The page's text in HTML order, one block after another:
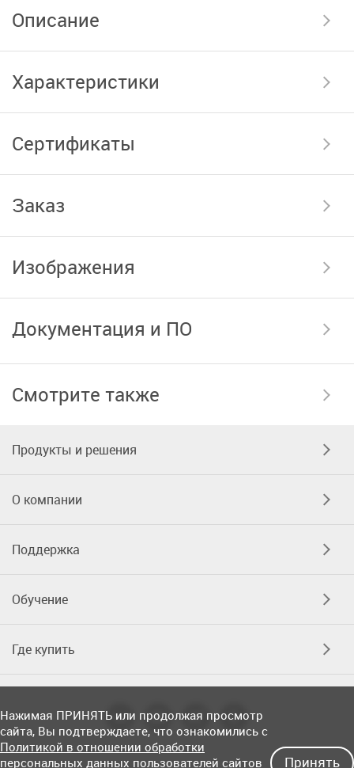
Описание
Характеристики
Сертификаты
Заказ
Изображения
Документация и ПО
Смотрите также
Продукты и решения
О компании
Поддержка
Обучение
Где купить
Нажимая ПРИНЯТЬ или продолжая просмотр
сайта, Вы подтверждаете, что ознакомились с
Политикой в отношении обработки
персональных данных пользователей сайтов
Принять